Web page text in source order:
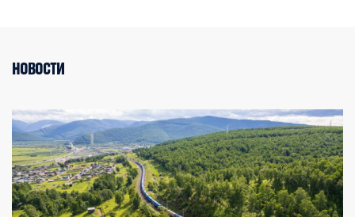
НОВОСТИ